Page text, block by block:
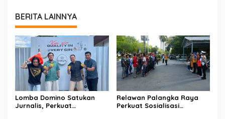
BERITA LAINNYA
Lomba Domino Satukan
Jurnalis, Perkuat
Relawan Palangka Raya
Perkuat Sosialisasi